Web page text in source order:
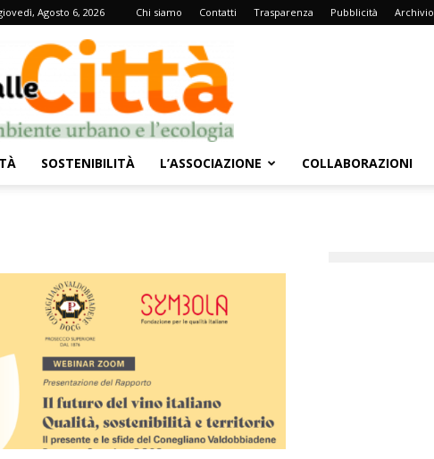
Agosto 6, 2026 Chi siamo Contatti Trasparenza Pubblicità Archivio
dalle
Città
SOSTENIBILITÀ L’ASSOCIAZIONE COLLABORAZIONI